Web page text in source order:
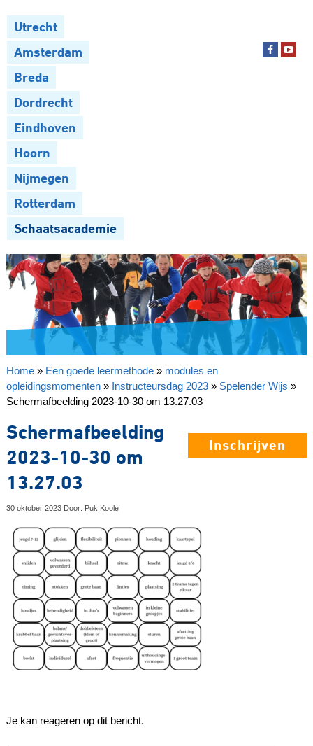
Utrecht
Amsterdam
Breda
Dordrecht
Eindhoven
Hoorn
Nijmegen
Rotterdam
Schaatsacademie
Home» Een goede leermethode» modules en
opleidingsmomenten» Instructeursdag 2023» Spelender Wijs »
Schermafbeelding 2023-10-30 om 13.27.03
Inschrijven
Schermafbeelding
2023-10-30 om
13.27.03
30 oktober 2023 Door: Puk Koole
Je kan reageren op dit bericht.